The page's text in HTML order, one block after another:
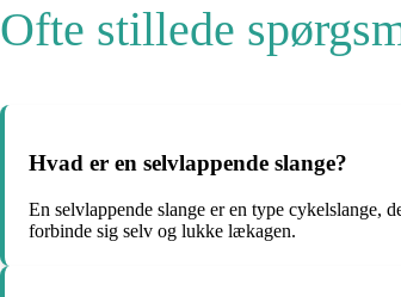
Ofte stillede
Hvad er en selvlappende slange?
En selvlappende slange er en type cykelslange,
forbinde sig selv og lukke lækagen.